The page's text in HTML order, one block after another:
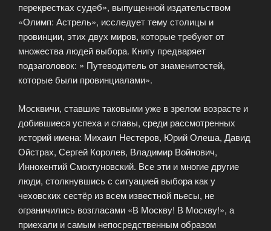
перекрестках судеб», выпущенной издательством
«Олимп: Астрель», исследует тему столицы и
провинции, этих двух миров, которые требуют от
множества людей выбора. Книгу предваряет
подзаголовок: » Путеводитель от знаменитостей,
которые были провинциалами».
Москвичи, ставшие таковыми уже в зрелом возрасте и
добившиеся успеха и славы, среди рассмотренных
историй имена: Михаил Нестеров, Юрий Олеша, Давид
Ойстрах, Сергей Королев, Владимир Войнович,
Иннокентий Смоктуновский. Все эти и многие другие
люди, столкнувшись с ситуацией выбора как у
чеховских сестёр из всем известной пьесы, не
ограничились возгласами «В Москву! В Москву!», а
приехали и самым непосредственным образом